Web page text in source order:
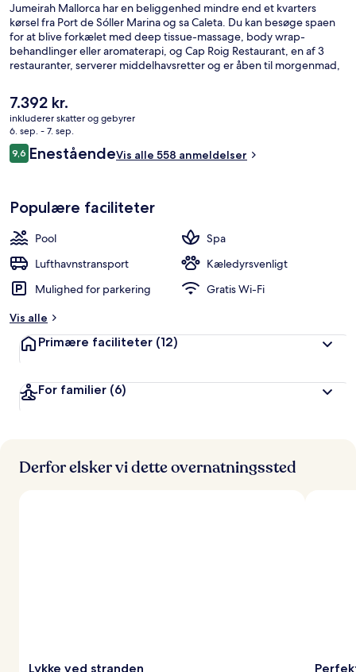
Jumeirah Mallorca har en beliggenhed mindre end et kvarters
kørsel fra Port de Sóller Marina og sa Caleta. Du kan besøge spaen
for at blive forkælet med deep tissue-massage, body wrap-
behandlinger eller aromaterapi, og Cap Roig Restaurant, en af 3
restauranter, serverer middelhavsretter og er åben til morgenmad,
luksusfaciliteter tæller 3 udendørs pools, en bar/lounge og et
motionscenter. Rejsende har kun godt at sige om stedets
hjælpsomme personale.
Den
nuværende
pris
er
7.392 kr.
7.392 kr.
inkluderer skatter og gebyrer
6. sep. - 7. sep.
Anmeldelser
9,69,6 ud af 10.
EneståendeVis alle 558 anmeldelser
Populære faciliteter
Pool
Spa
Lufthavnstransport
Kæledyrsvenligt
Mulighed for parkering
Gratis Wi-Fi
Vis alle
Primære faciliteter (12)
For familier (6)
Derfor elsker vi dette overnatningssted
Lykke ved stranden